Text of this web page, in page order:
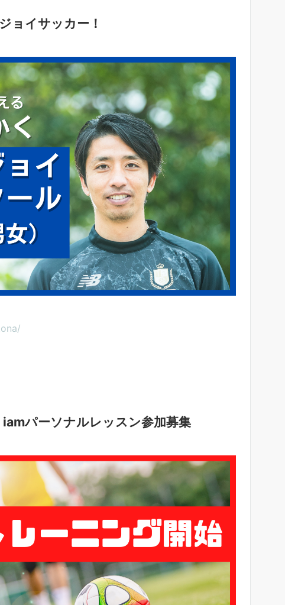
ョイサッカー！
パーソナルレッスン参加募集